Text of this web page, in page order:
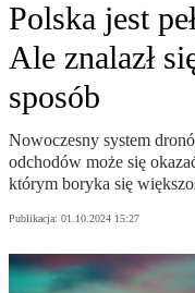
Polska jest
Ale znalazł
sposób
Nowoczesny system
odchodów może się
którym boryka się
Publikacja: 01.10.2024 15:27